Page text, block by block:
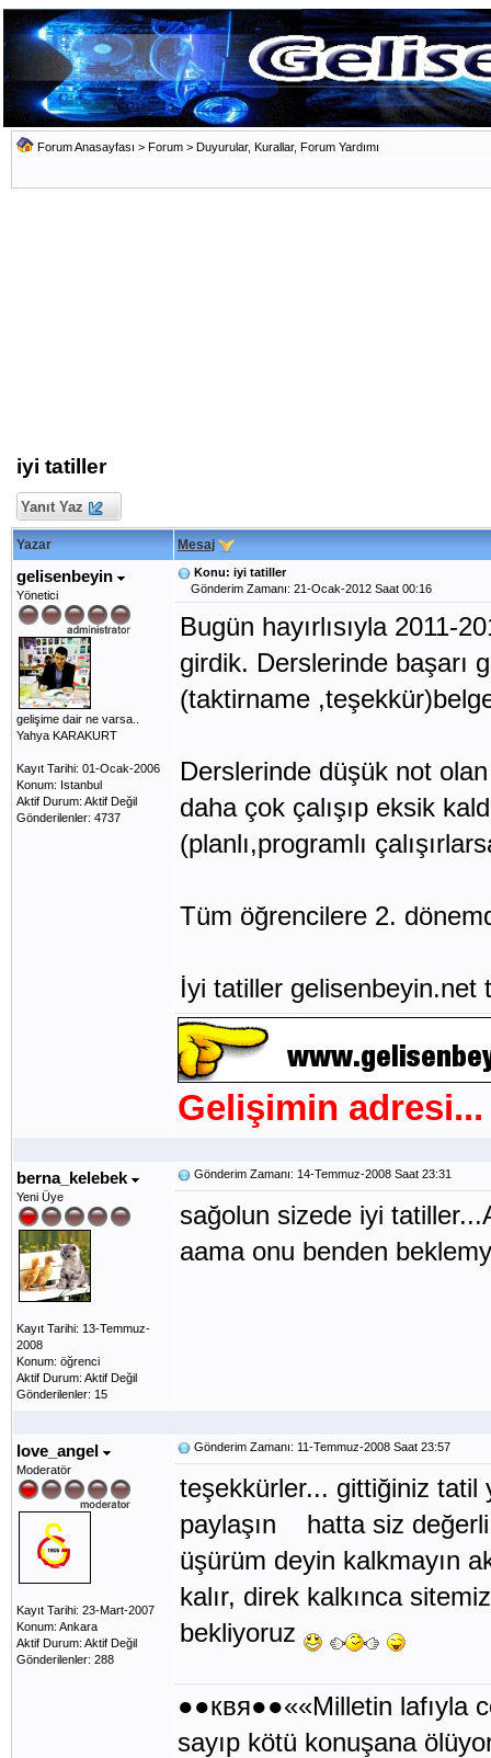
Forum Anasayfası > Forum > Duyurular, Kurallar, Forum Yardımı
iyi tatiller
Yanıt Yaz
Yazar Mesaj
gelisenbeyin
Yönetici
gelişime dair ne varsa..
Yahya KARAKURT
Kayıt Tarihi: 01-Ocak-2006
Konum: Istanbul
Aktif Durum: Aktif Değil
Gönderilenler: 4737
Konu: iyi tatiller
Gönderim Zamanı: 21-Ocak-2012 Saat 00:16
Bugün hayırlısıyla 2011-
girdik. Derslerinde başarı
(taktirname
Derslerinde düşük not
daha çok çalışıp eksik
(planlı,programlı
Tüm öğrencilere 2.
İyi tatiller gelisenbeyin.net
Gelişimin adresi...
berna_kelebek
Yeni Üye
Kayıt Tarihi: 13-Temmuz-
2008
Konum: öğrenci
Aktif Durum: Aktif Değil
Gönderilenler: 15
Gönderim Zamanı: 14-Temmuz-2008 Saat 23:31
sağolun sizede iyi
aama onu benden
love_angel
Moderatör
Kayıt Tarihi: 23-Mart-2007
Konum: Ankara
Aktif Durum: Aktif Değil
Gönderilenler: 288
Gönderim Zamanı: 11-Temmuz-2008 Saat 23:57
teşekkürler... gittiğiniz tatil
paylaşın hatta siz değerli
üşürüm deyin kalkmayın
kalır, direk kalkınca
bekliyoruz
●●квя●●««Milletin lafıyla
sayıp kötü konuşana